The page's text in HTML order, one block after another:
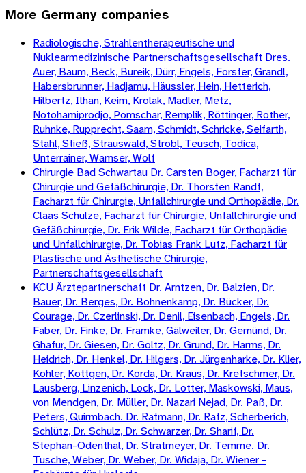
More Germany companies
Radiologische, Strahlentherapeutische und
Nuklearmedizinische Partnerschaftsgesellschaft Dres.
Auer, Baum, Beck, Bureik, Dürr, Engels, Forster, Grandl,
Habersbrunner, Hadjamu, Häussler, Hein, Hetterich,
Hilbertz, Ilhan, Keim, Krolak, Mädler, Metz,
Notohamiprodjo, Pomschar, Remplik, Röttinger, Rother,
Ruhnke, Rupprecht, Saam, Schmidt, Schricke, Seifarth,
Stahl, Stieß, Strauswald, Strobl, Teusch, Todica,
Unterrainer, Wamser, Wolf
Chirurgie Bad Schwartau Dr. Carsten Boger, Facharzt für
Chirurgie und Gefäßchirurgie, Dr. Thorsten Randt,
Facharzt für Chirurgie, Unfallchirurgie und Orthopädie, Dr.
Claas Schulze, Facharzt für Chirurgie, Unfallchirurgie und
Gefäßchirurgie, Dr. Erik Wilde, Facharzt für Orthopädie
und Unfallchirurgie, Dr. Tobias Frank Lutz, Facharzt für
Plastische und Ästhetische Chirurgie,
Partnerschaftsgesellschaft
KCU Ärztepartnerschaft Dr. Arntzen, Dr. Balzien, Dr.
Bauer, Dr. Berges, Dr. Bohnenkamp, Dr. Bücker, Dr.
Courage, Dr. Czerlinski, Dr. Denil, Eisenbach, Engels, Dr.
Faber, Dr. Finke, Dr. Främke, Gälweiler, Dr. Gemünd, Dr.
Ghafur, Dr. Giesen, Dr. Goltz, Dr. Grund, Dr. Harms, Dr.
Heidrich, Dr. Henkel, Dr. Hilgers, Dr. Jürgenharke, Dr. Klier,
Köhler, Köttgen, Dr. Korda, Dr. Kraus, Dr. Kretschmer, Dr.
Lausberg, Linzenich, Lock, Dr. Lotter, Maskowski, Maus,
von Mendgen, Dr. Müller, Dr. Nazari Nejad, Dr. Paß, Dr.
Peters, Quirmbach. Dr. Ratmann, Dr. Ratz, Scherberich,
Schlütz, Dr. Schulz, Dr. Schwarzer, Dr. Sharif, Dr.
Stephan-Odenthal, Dr. Stratmeyer, Dr. Temme. Dr.
Tusche, Weber, Dr. Weber, Dr. Widaja, Dr. Wiener -